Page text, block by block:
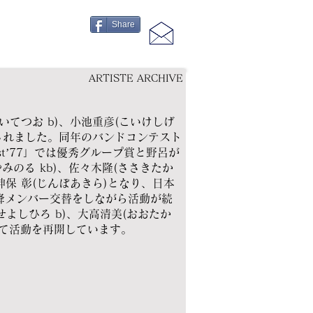
Share
ARTISTE ARCHIVE
てつお b)、小池重彦(こいけしげ
ました。同年のバンドコンテスト
」では優秀グループ賞と野呂が
のる kb)、佐々木隆(ささきたか
彰(じんぼあきら)となり、日本
ンバー交替をしながら活動が続
よしひろ b)、大高清美(おおたか
動を再開しています。